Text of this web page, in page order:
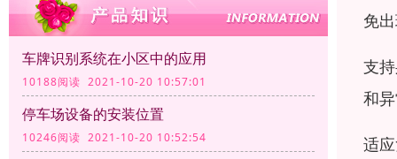
车牌识别系统在小区中的应用
10188阅读 2021-10-20 10:57:01
停车场设备的安装位置
10246阅读 2021-10-20 10:52:54
免
支
和
适